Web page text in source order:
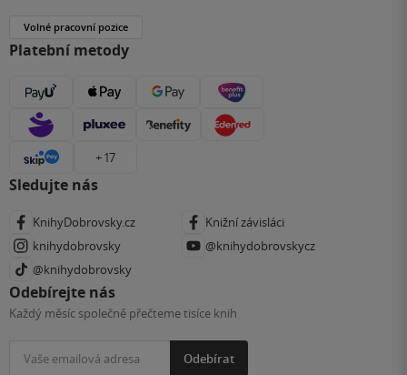
Volné pracovní pozice
Platební metody
+ 17
Sledujte nás
KnihyDobrovsky.cz
Knižní závisláci
knihydobrovsky
@knihydobrovskycz
@knihydobrovsky
Odebírejte nás
Každý měsíc společně přečteme tisíce knih
Odebírat